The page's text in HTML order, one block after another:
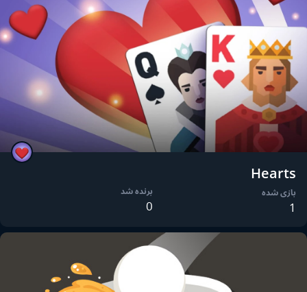
Hearts
بازی شده
1
برنده شد
0